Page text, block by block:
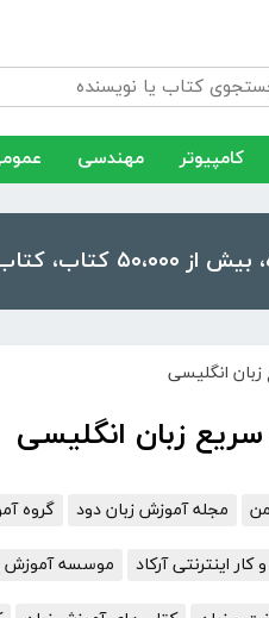
کامپیوتر مهندسی
و تبلت خود داشته باشید!
انگلیسی
زبان انگلیسی
مجله آموزش زبان دود گروه
اینترنتی آرکاد موسسه آموزش